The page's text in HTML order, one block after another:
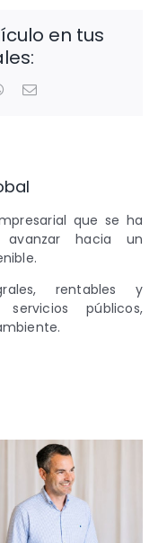
en tus
WhatsApp
Correo
que se ha
avanzar hacia un
rentables y
públicos,